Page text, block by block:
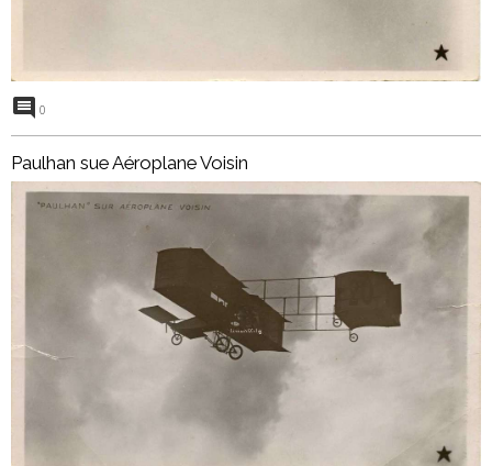
0
Paulhan sue Aéroplane Voisin